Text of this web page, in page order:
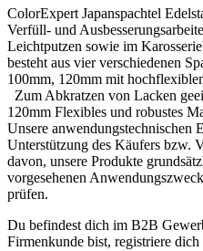
ColorExpert Japanspachtel
Verfüll- und
Leichtputzen sowie im
besteht aus vier verschiedenen
100mm, 120mm mit
Zum Abkratzen von Lacken
120mm Flexibles und robustes
Unsere anwendungstechnischen
Unterstützung des Käufers bzw.
davon, unsere Produkte
vorgesehenen
prüfen.
Du befindest dich im B2B
Firmenkunde bist, registriere dich